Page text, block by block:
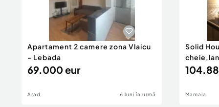
Apartament 2 camere zona Vlaicu
- Lebada
69.000 eur
Arad 6 luni în urmă
Solid
Mamaia